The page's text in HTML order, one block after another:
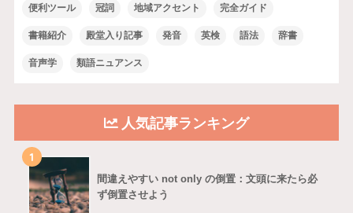
便利ツール 冠詞 地域アクセント 完全ガイド
書籍紹介 殿堂入り記事 発音 英検 語法 辞書
音声学 類語ニュアンス
人気記事ランキング
1
間違えやすい not only の倒置：文頭に来たら必
ず倒置させよう